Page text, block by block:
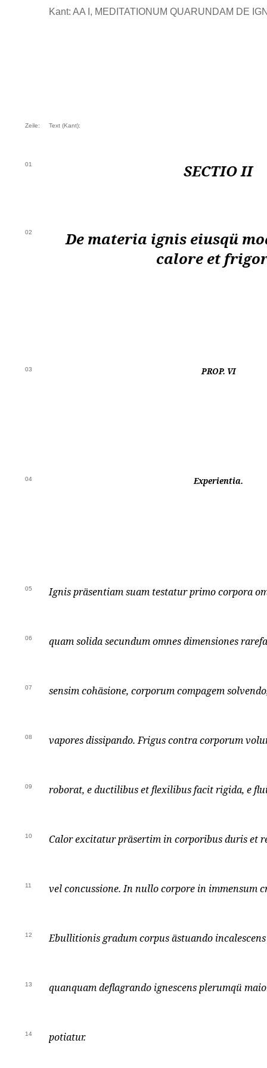
Kant: AA I, MEDITATIONUM QUARUNDAM DE
Zeile: Text (Kant):
01 SECTIO II
02
De materia ignis eiusqü
calore et
03 PROP. VI
04 Experientia.
05 Ignis präsentiam suam testatur primo corpora
06 quam solida secundum omnes dimensiones
07 sensim cohäsione, corporum compagem
08 vapores dissipando. Frigus contra corporum
09 roborat, e ductilibus et flexilibus facit rigida, e
10 Calor excitatur präsertim in corporibus duris et
11 vel concussione. In nullo corpore in immensum
12 Ebullitionis gradum corpus ästuando
13 quanquam deflagrando ignescens plerumqü
14 potiatur.